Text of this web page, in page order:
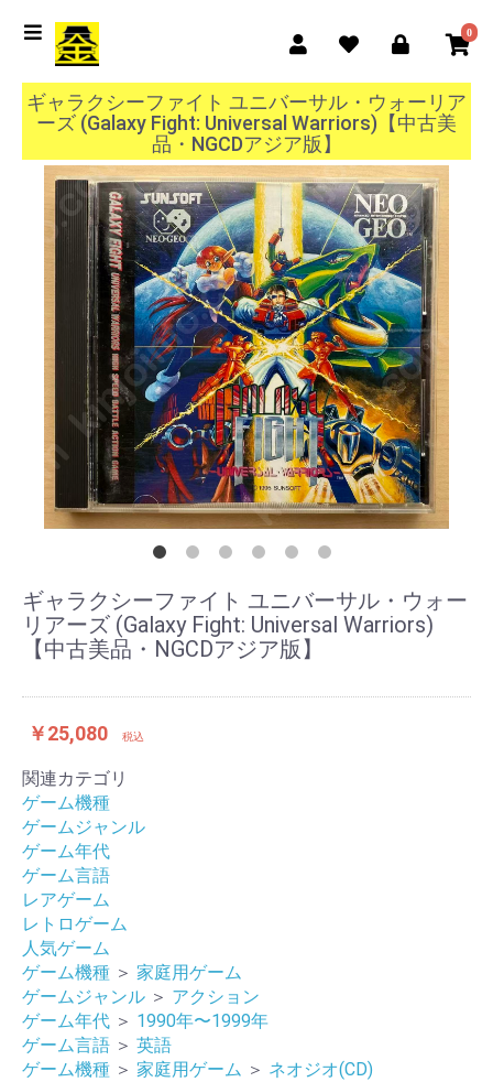
0
ギャラクシーファイト ユニバーサル・ウォーリア
ーズ (Galaxy Fight: Universal Warriors)【中古美
品・NGCDアジア版】
ギャラクシーファイト ユニバーサル・ウォー
リアーズ (Galaxy Fight: Universal Warriors)
【中古美品・NGCDアジア版】
￥25,080 税込
関連カテゴリ
ゲーム機種
ゲームジャンル
ゲーム年代
ゲーム言語
レアゲーム
レトロゲーム
人気ゲーム
ゲーム機種 ＞ 家庭用ゲーム
ゲームジャンル ＞ アクション
ゲーム年代 ＞ 1990年〜1999年
ゲーム言語 ＞ 英語
ゲーム機種 ＞ 家庭用ゲーム ＞ ネオジオ(CD)